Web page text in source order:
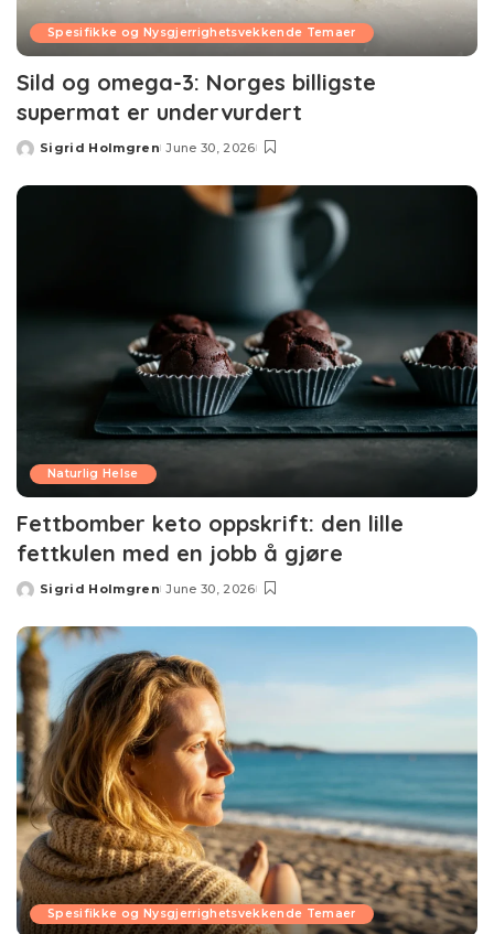
Spesifikke og Nysgjerrighetsvekkende Temaer
Sild og omega-3: Norges billigste
supermat er undervurdert
Posted
Sigrid Holmgren June 30, 2026
Naturlig Helse
Fettbomber keto oppskrift: den lille
fettkulen med en jobb å gjøre
Posted
Sigrid Holmgren June 30, 2026
Spesifikke og Nysgjerrighetsvekkende Temaer